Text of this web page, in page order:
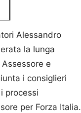
Alessandro
la lunga
e
i consiglieri
processi
per Forza Italia.